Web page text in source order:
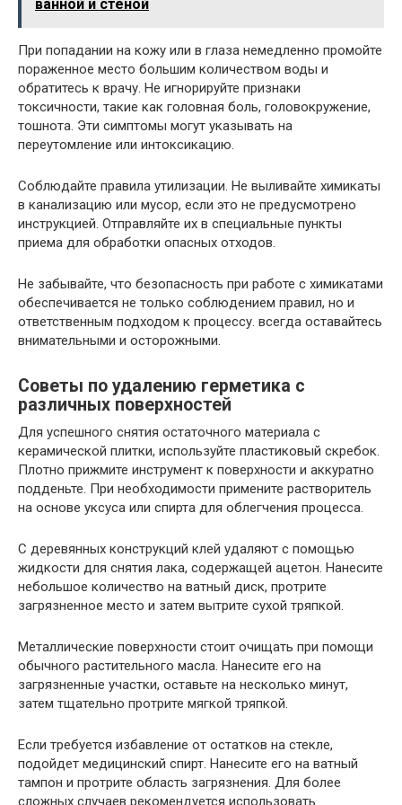
ванной и стеной
При попадании на кожу или в глаза немедленно промойте
пораженное место большим количеством воды и
обратитесь к врачу. Не игнорируйте признаки
токсичности, такие как головная боль, головокружение,
тошнота. Эти симптомы могут указывать на
переутомление или интоксикацию.
Соблюдайте правила утилизации. Не выливайте химикаты
в канализацию или мусор, если это не предусмотрено
инструкцией. Отправляйте их в специальные пункты
приема для обработки опасных отходов.
Не забывайте, что безопасность при работе с химикатами
обеспечивается не только соблюдением правил, но и
ответственным подходом к процессу. всегда оставайтесь
внимательными и осторожными.
Советы по удалению герметика с
различных поверхностей
Для успешного снятия остаточного материала с
керамической плитки, используйте пластиковый скребок.
Плотно прижмите инструмент к поверхности и аккуратно
подденьте. При необходимости примените растворитель
на основе уксуса или спирта для облегчения процесса.
С деревянных конструкций клей удаляют с помощью
жидкости для снятия лака, содержащей ацетон. Нанесите
небольшое количество на ватный диск, протрите
загрязненное место и затем вытрите сухой тряпкой.
Металлические поверхности стоит очищать при помощи
обычного растительного масла. Нанесите его на
загрязненные участки, оставьте на несколько минут,
затем тщательно протрите мягкой тряпкой.
Если требуется избавление от остатков на стекле,
подойдет медицинский спирт. Нанесите его на ватный
тампон и протрите область загрязнения. Для более
сложных случаев рекомендуется использовать